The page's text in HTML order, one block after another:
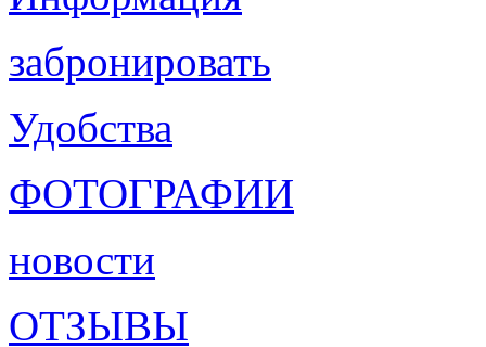
забронировать
Удобства
ФОТОГРАФИИ
новости
ОТЗЫВЫ